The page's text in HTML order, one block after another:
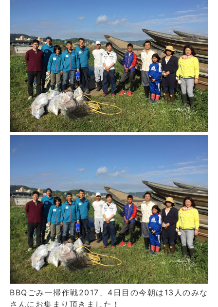
BBQごみ一掃作戦2017、4日目の今朝は13人のみな
さんにお集まり頂きました！